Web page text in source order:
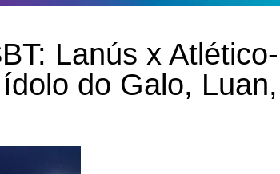
Lanús x Atlético-
do Galo, Luan,